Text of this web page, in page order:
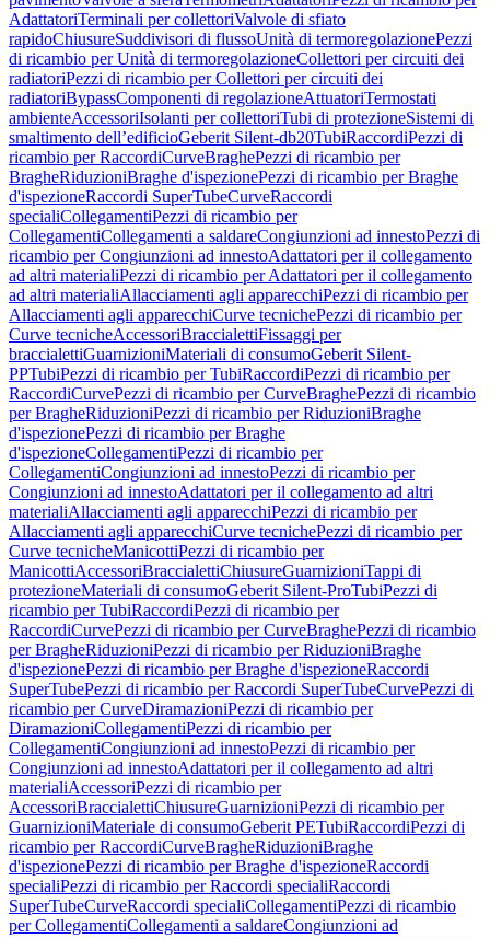
AdattatoriTerminali per collettoriValvole di sfiato
rapidoChiusureSuddivisori di flussoUnità di termoregolazionePezzi
di ricambio per Unità di termoregolazioneCollettori per circuiti dei
radiatoriPezzi di ricambio per Collettori per circuiti dei
radiatoriBypassComponenti di regolazioneAttuatoriTermostati
ambienteAccessoriIsolanti per collettoriTubi di protezioneSistemi di
smaltimento dell’edificioGeberit Silent-db20TubiRaccordiPezzi di
ricambio per RaccordiCurveBraghePezzi di ricambio per
BragheRiduzioniBraghe d'ispezionePezzi di ricambio per Braghe
d'ispezioneRaccordi SuperTubeCurveRaccordi
specialiCollegamentiPezzi di ricambio per
CollegamentiCollegamenti a saldareCongiunzioni ad innestoPezzi di
ricambio per Congiunzioni ad innestoAdattatori per il collegamento
ad altri materialiPezzi di ricambio per Adattatori per il collegamento
ad altri materialiAllacciamenti agli apparecchiPezzi di ricambio per
Allacciamenti agli apparecchiCurve tecnichePezzi di ricambio per
Curve tecnicheAccessoriBraccialettiFissaggi per
braccialettiGuarnizioniMateriali di consumoGeberit Silent-
PPTubiPezzi di ricambio per TubiRaccordiPezzi di ricambio per
RaccordiCurvePezzi di ricambio per CurveBraghePezzi di ricambio
per BragheRiduzioniPezzi di ricambio per RiduzioniBraghe
d'ispezionePezzi di ricambio per Braghe
d'ispezioneCollegamentiPezzi di ricambio per
CollegamentiCongiunzioni ad innestoPezzi di ricambio per
Congiunzioni ad innestoAdattatori per il collegamento ad altri
materialiAllacciamenti agli apparecchiPezzi di ricambio per
Allacciamenti agli apparecchiCurve tecnichePezzi di ricambio per
Curve tecnicheManicottiPezzi di ricambio per
ManicottiAccessoriBraccialettiChiusureGuarnizioniTappi di
protezioneMateriali di consumoGeberit Silent-ProTubiPezzi di
ricambio per TubiRaccordiPezzi di ricambio per
RaccordiCurvePezzi di ricambio per CurveBraghePezzi di ricambio
per BragheRiduzioniPezzi di ricambio per RiduzioniBraghe
d'ispezionePezzi di ricambio per Braghe d'ispezioneRaccordi
SuperTubePezzi di ricambio per Raccordi SuperTubeCurvePezzi di
ricambio per CurveDiramazioniPezzi di ricambio per
DiramazioniCollegamentiPezzi di ricambio per
CollegamentiCongiunzioni ad innestoPezzi di ricambio per
Congiunzioni ad innestoAdattatori per il collegamento ad altri
materialiAccessoriPezzi di ricambio per
AccessoriBraccialettiChiusureGuarnizioniPezzi di ricambio per
GuarnizioniMateriale di consumoGeberit PETubiRaccordiPezzi di
ricambio per RaccordiCurveBragheRiduzioniBraghe
d'ispezionePezzi di ricambio per Braghe d'ispezioneRaccordi
specialiPezzi di ricambio per Raccordi specialiRaccordi
SuperTubeCurveRaccordi specialiCollegamentiPezzi di ricambio
per CollegamentiCollegamenti a saldareCongiunzioni ad